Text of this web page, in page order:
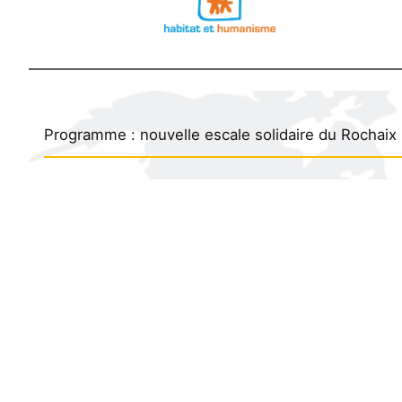
Programme : nouvelle escale solidaire du Rochaix